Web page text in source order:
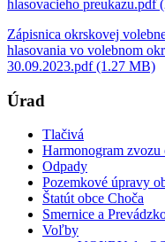
hlasovacieho preukazu.pdf
Zápisnica okrskovej
hlasovania vo volebnom
30.09.2023.pdf (1.27 MB)
Úrad
Tlačivá
Harmonogram zvozu
Odpady
Pozemkové úpravy
Štatút obce Choča
Smernice a
Voľby